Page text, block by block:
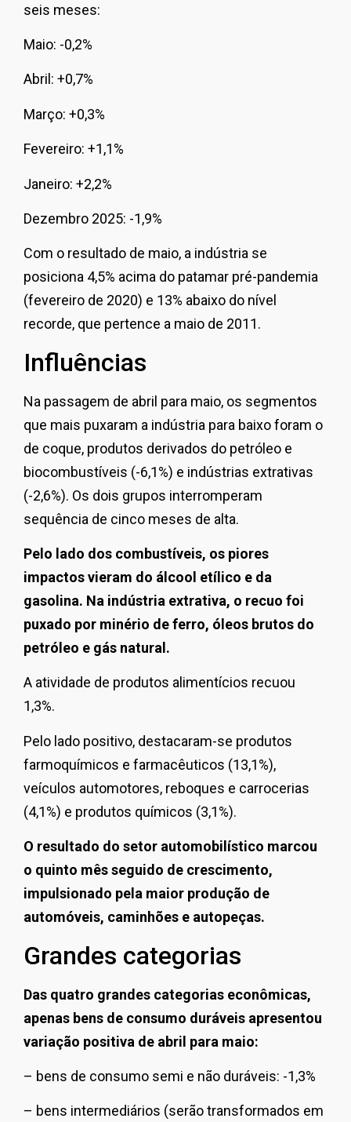
seis meses:
Maio: -0,2%
Abril: +0,7%
Março: +0,3%
Fevereiro: +1,1%
Janeiro: +2,2%
Dezembro 2025: -1,9%
Com o resultado de maio, a indústria se
posiciona 4,5% acima do patamar pré-pandemia
(fevereiro de 2020) e 13% abaixo do nível
recorde, que pertence a maio de 2011.
Influências
Na passagem de abril para maio, os segmentos
que mais puxaram a indústria para baixo foram o
de coque, produtos derivados do petróleo e
biocombustíveis (-6,1%) e indústrias extrativas
(-2,6%). Os dois grupos interromperam
sequência de cinco meses de alta.
Pelo lado dos combustíveis, os piores
impactos vieram do álcool etílico e da
gasolina. Na indústria extrativa, o recuo foi
puxado por minério de ferro, óleos brutos do
petróleo e gás natural.
A atividade de produtos alimentícios recuou
1,3%.
Pelo lado positivo, destacaram-se produtos
farmoquímicos e farmacêuticos (13,1%),
veículos automotores, reboques e carrocerias
(4,1%) e produtos químicos (3,1%).
O resultado do setor automobilístico marcou
o quinto mês seguido de crescimento,
impulsionado pela maior produção de
automóveis, caminhões e autopeças.
Grandes categorias
Das quatro grandes categorias econômicas,
apenas bens de consumo duráveis apresentou
variação positiva de abril para maio:
– bens de consumo semi e não duráveis: -1,3%
– bens intermediários (serão transformados em